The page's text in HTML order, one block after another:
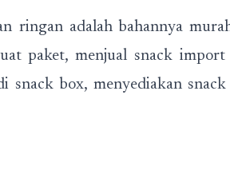
ringan adalah bahannya
paket, menjual snack
snack box, menyediakan